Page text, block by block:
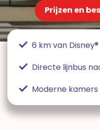
Prijzen en
6 km van
Directe lijnbus
Moderne kamers